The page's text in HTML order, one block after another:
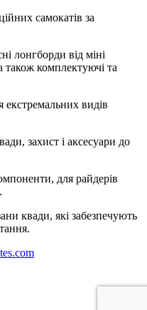
самокатів за
лонгборди від міні
також комплектуючі та
екстремальних видів
захист і аксесуари до
для райдерів
квади, які забезпечують